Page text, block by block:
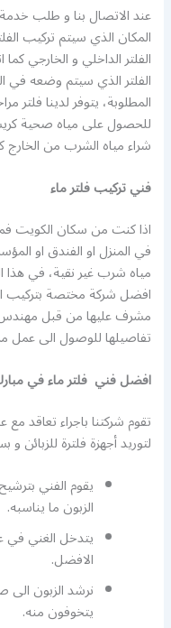
عند الاتصال بنا و طلب
المكان الذي سيتم تركيب
الفلتر الداخلي و الخارجي
الفلتر الذي سيتم وضعه في
المطلوبة، يتوفر لدينا فلتر
للحصول على مياه صحية
شراء مياه الشرب من الخارج
فني تركيب فلتر ماء
اذا كنت من سكان الكويت
في المنزل او الفندق او
مياه شرب غير نقية، في هذا
افضل شركة مختصة بتركيب
مشرف عليها من قبل
تفاصيلها للوصول الى عمل
افضل فني فلتر ماء في
تقوم شركتنا باجراء تعاقد
لتوريد أجهزة فلترة للزبائن و
يقوم الفني
الزبون ما يناسبه.
يتدخل الغني في
الافضل.
نرشد الزبون
يتخوفون منه.